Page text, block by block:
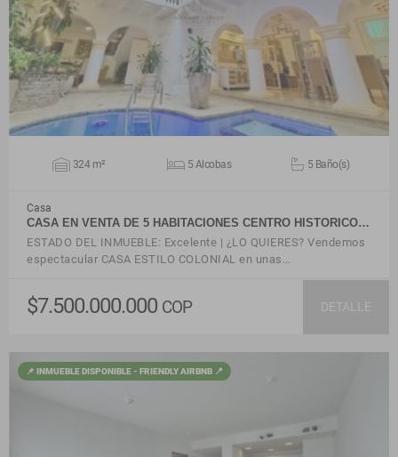
VER DETALLES
324 m² 5 Alcobas 5 Baño(s)
Casa
CASA EN VENTA DE 5 HABITACIONES CENTRO HISTORICO…
ESTADO DEL INMUEBLE: Excelente | ¿LO QUIERES? Vendemos
espectacular CASA ESTILO COLONIAL en unas…
$7.500.000.000 COP DETALLE
📌 INMUEBLE DISPONIBLE - FRIENDLY AIRBNB 📍